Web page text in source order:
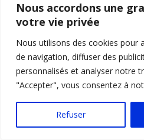
Nous accordons une
votre vie privée
Nous utilisons des cookies pour
de navigation, diffuser des
personnalisés et analyser notre
"Accepter", vous consentez à
Refuser
Consultation de voyance
Marabout Taslimy à Bras-
affectif avec le Marabout
Bonjour👋, comment
N'hésitez pas à
afin d'obtenir une